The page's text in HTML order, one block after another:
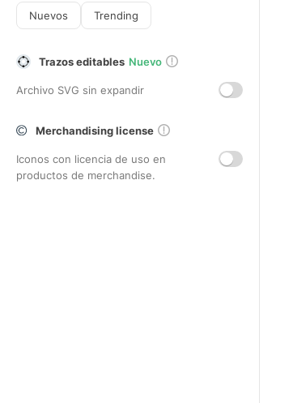
Nuevos Trending
Trazos editables Nuevo
Archivo SVG sin expandir
Merchandising license
Iconos con licencia de uso en
productos de merchandise.